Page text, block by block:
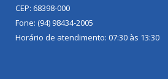
CEP: 68398-000
Fone: (94) 98434-2005
Horário de atendimento: 07:30 às 13:30